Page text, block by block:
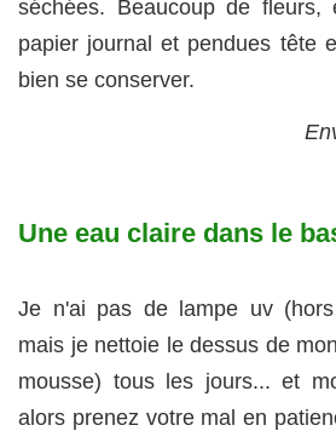
séchées. Beaucoup de fleurs,
papier journal et pendues tête
bien se conserver.
Une eau claire dans le
Je n'ai pas de lampe uv
mais je nettoie le dessus de
mousse) tous les jours... et
alors prenez votre mal en